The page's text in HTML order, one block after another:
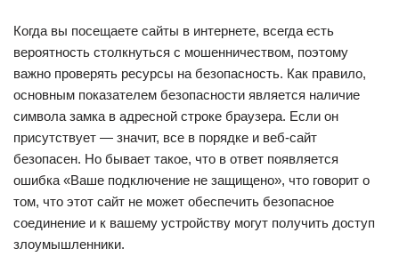
Когда вы посещаете сайты в интернете, всегда есть
вероятность столкнуться с мошенничеством, поэтому
важно проверять ресурсы на безопасность. Как правило,
основным показателем безопасности является наличие
символа замка в адресной строке браузера. Если он
присутствует — значит, все в порядке и веб-сайт
безопасен. Но бывает такое, что в ответ появляется
ошибка «Ваше подключение не защищено», что говорит о
том, что этот сайт не может обеспечить безопасное
соединение и к вашему устройству могут получить доступ
злоумышленники.